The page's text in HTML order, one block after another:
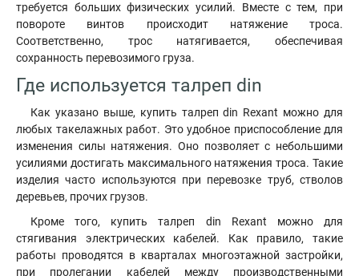
требуется больших физических усилий. Вместе с тем, при
повороте винтов происходит натяжение троса.
Соответственно, трос натягивается, обеспечивая
сохранность перевозимого груза.
Где используется талреп din
Как указано выше, купить талреп din Rexant можно для
любых такелажных работ. Это удобное приспособление для
изменения силы натяжения. Оно позволяет с небольшими
усилиями достигать максимального натяжения троса. Такие
изделия часто используются при перевозке труб, стволов
деревьев, прочих грузов.
Кроме того, купить талреп din Rexant можно для
стягивания электрических кабелей. Как правило, такие
работы проводятся в кварталах многоэтажной застройки,
при пролегании кабелей между производственными